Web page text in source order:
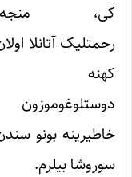
کی،
رحمتلیک آتانلا
کهنه
دوستلوغوموزون
خاطیرینه بونو
سوروشا بیلرم.